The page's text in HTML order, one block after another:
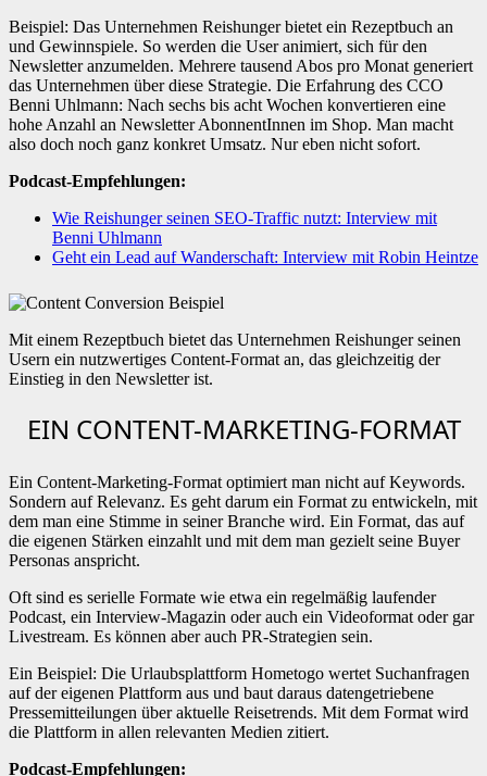
Beispiel: Das Unternehmen Reishunger bietet ein Rezeptbuch an
und Gewinnspiele. So werden die User animiert, sich für den
Newsletter anzumelden. Mehrere tausend Abos pro Monat generiert
das Unternehmen über diese Strategie. Die Erfahrung des CCO
Benni Uhlmann: Nach sechs bis acht Wochen konvertieren eine
hohe Anzahl an Newsletter AbonnentInnen im Shop. Man macht
also doch noch ganz konkret Umsatz. Nur eben nicht sofort.
Podcast-Empfehlungen:
Wie Reishunger seinen SEO-Traffic nutzt: Interview mit
Benni Uhlmann
Geht ein Lead auf Wanderschaft: Interview mit Robin Heintze
Mit einem Rezeptbuch bietet das Unternehmen Reishunger seinen
Usern ein nutzwertiges Content-Format an, das gleichzeitig der
Einstieg in den Newsletter ist.
EIN CONTENT-MARKETING-FORMAT
Ein Content-Marketing-Format optimiert man nicht auf Keywords.
Sondern auf Relevanz. Es geht darum ein Format zu entwickeln, mit
dem man eine Stimme in seiner Branche wird. Ein Format, das auf
die eigenen Stärken einzahlt und mit dem man gezielt seine Buyer
Personas anspricht.
Oft sind es serielle Formate wie etwa ein regelmäßig laufender
Podcast, ein Interview-Magazin oder auch ein Videoformat oder gar
Livestream. Es können aber auch PR-Strategien sein.
Ein Beispiel: Die Urlaubsplattform Hometogo wertet Suchanfragen
auf der eigenen Plattform aus und baut daraus datengetriebene
Pressemitteilungen über aktuelle Reisetrends. Mit dem Format wird
die Plattform in allen relevanten Medien zitiert.
Podcast-Empfehlungen: